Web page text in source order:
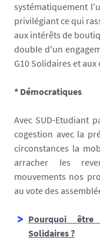
systématiquement
privilégiant ce qui
aux intérêts de
double d'un
G10 Solidaires et
* Démocratiques
Avec SUD-Etudiant
cogestion avec la
circonstances la
arracher les
mouvements nos
au vote des
Pourquoi
Solidaires ?